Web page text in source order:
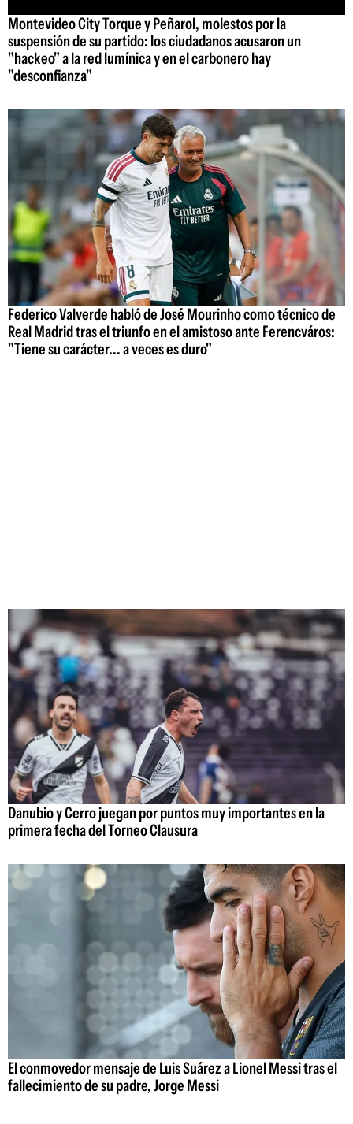
Montevideo City Torque y Peñarol, molestos por la
suspensión de su partido: los ciudadanos acusaron un
"hackeo" a la red lumínica y en el carbonero hay
"desconfianza"
Federico Valverde habló de José Mourinho como técnico de
Real Madrid tras el triunfo en el amistoso ante Ferencváros:
"Tiene su carácter... a veces es duro"
Danubio y Cerro juegan por puntos muy importantes en la
primera fecha del Torneo Clausura
El conmovedor mensaje de Luis Suárez a Lionel Messi tras el
fallecimiento de su padre, Jorge Messi